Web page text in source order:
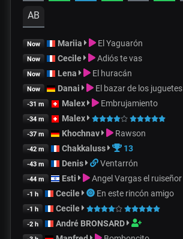
AB
Now Mariia El Yaguarón
Now Cecile Adiós te vas
Now Lena El huracán
Now Danai El bazar de los juguetes
-31 m Malex Embrujamiento
-34 m Malex
-37 m Khochnav Rawson
-42 m Chakkaluss 13
-43 m Denis Ventarrón
-44 m Esti Angel Vargas el ruiseñor
-1 h Cecile En este rincón amigo
-1 h Cecile
-2 h André BRONSARD